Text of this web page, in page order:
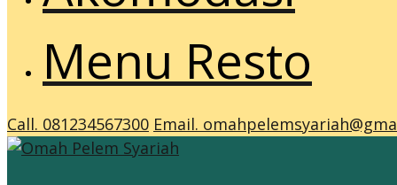
Menu Resto
Call. 081234567300 Email.